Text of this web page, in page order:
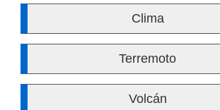
Clima
Terremoto
Volcán